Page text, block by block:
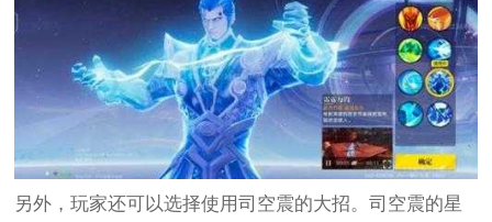
另外，玩家还可以选择使用司空震的大招。司空震的星